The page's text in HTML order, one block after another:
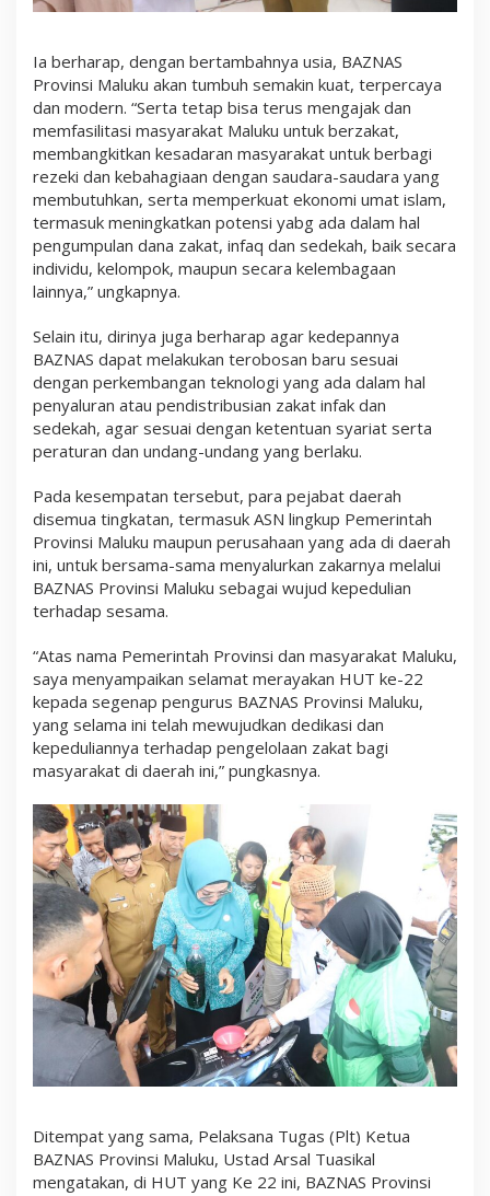
Ia berharap, dengan bertambahnya usia, BAZNAS
Provinsi Maluku akan tumbuh semakin kuat, terpercaya
dan modern. “Serta tetap bisa terus mengajak dan
memfasilitasi masyarakat Maluku untuk berzakat,
membangkitkan kesadaran masyarakat untuk berbagi
rezeki dan kebahagiaan dengan saudara-saudara yang
membutuhkan, serta memperkuat ekonomi umat islam,
termasuk meningkatkan potensi yabg ada dalam hal
pengumpulan dana zakat, infaq dan sedekah, baik secara
individu, kelompok, maupun secara kelembagaan
lainnya,” ungkapnya.
Selain itu, dirinya juga berharap agar kedepannya
BAZNAS dapat melakukan terobosan baru sesuai
dengan perkembangan teknologi yang ada dalam hal
penyaluran atau pendistribusian zakat infak dan
sedekah, agar sesuai dengan ketentuan syariat serta
peraturan dan undang-undang yang berlaku.
Pada kesempatan tersebut, para pejabat daerah
disemua tingkatan, termasuk ASN lingkup Pemerintah
Provinsi Maluku maupun perusahaan yang ada di daerah
ini, untuk bersama-sama menyalurkan zakarnya melalui
BAZNAS Provinsi Maluku sebagai wujud kepedulian
terhadap sesama.
“Atas nama Pemerintah Provinsi dan masyarakat Maluku,
saya menyampaikan selamat merayakan HUT ke-22
kepada segenap pengurus BAZNAS Provinsi Maluku,
yang selama ini telah mewujudkan dedikasi dan
kepeduliannya terhadap pengelolaan zakat bagi
masyarakat di daerah ini,” pungkasnya.
Ditempat yang sama, Pelaksana Tugas (Plt) Ketua
BAZNAS Provinsi Maluku, Ustad Arsal Tuasikal
mengatakan, di HUT yang Ke 22 ini, BAZNAS Provinsi